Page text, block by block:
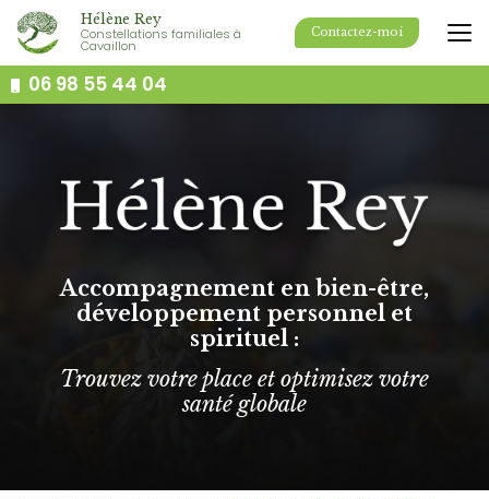
Aller
au
contenu
principal
06 98 55 44 04
Hélène Rey
Constellations familiales à
Cavaillon
Contactez-moi
Accompagnement en bien-être,
développement personnel et
spirituel :
Trouvez votre place et optimisez votre
santé globale